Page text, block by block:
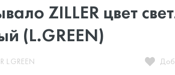
ZILLER цвет
(L.GREEN)
L.GREEN